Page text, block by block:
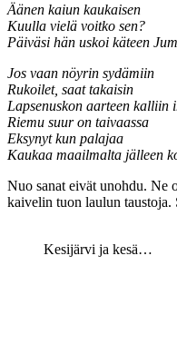
Äänen kaiun kaukaisen
Kuulla vielä voitko sen?
Päiväsi hän uskoi käteen
Jos vaan nöyrin sydämiin
Rukoilet, saat takaisin
Lapsenuskon aarteen kalliin
Riemu suur on taivaassa
Eksynyt kun palajaa
Kaukaa maailmalta jälleen
Nuo sanat eivät unohdu. Ne
kaivelin tuon laulun taustoja.
Kesijärvi ja kesä…